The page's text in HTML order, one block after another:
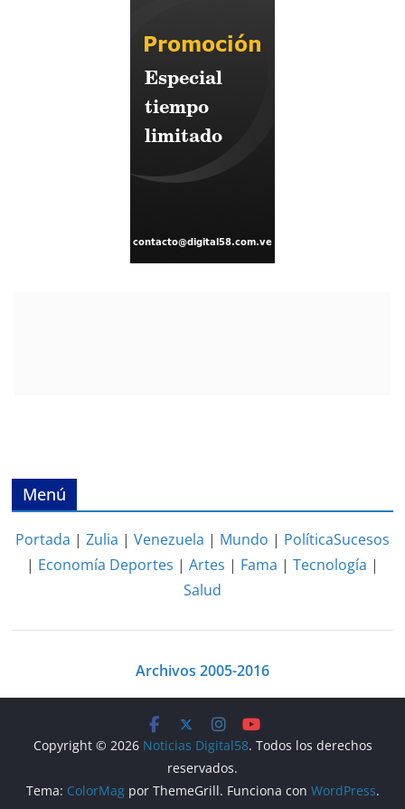
Menú
Portada | Zulia | Venezuela | Mundo | PolíticaSucesos
| Economía Deportes | Artes | Fama | Tecnología |
Salud
Archivos 2005-2016
Copyright © 2026 Noticias Digital58. Todos los derechos
reservados.
Tema: ColorMagpor ThemeGrill. Funciona con WordPress.